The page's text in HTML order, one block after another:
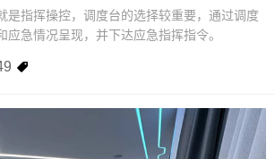
是指挥操控，调度台的选择较重要，通过调度
应急情况呈现，并下达应急指挥指令。